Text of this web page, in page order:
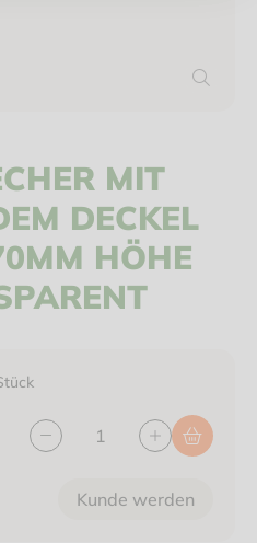
MIT
DECKEL
HÖHE
Kunde werden